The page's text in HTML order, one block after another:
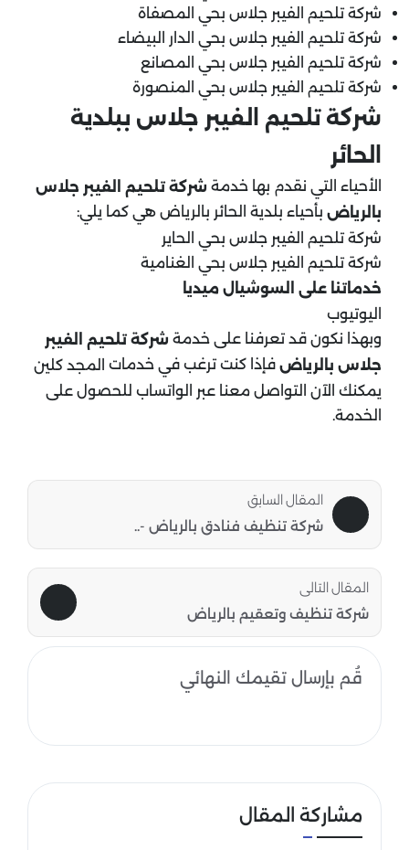
شركة تلحيم الفيبر جلاس بحي المصفاة
شركة تلحيم الفيبر جلاس بحي الدار البيضاء
شركة تلحيم الفيبر جلاس بحي المصانع
شركة تلحيم الفيبر جلاس بحي المنصورة
شركة تلحيم الفيبر جلاس ببلدية
الحائر
الأحياء التي نقدم بها خدمة شركة تلحيم الفيبر جلاس
بالرياض بأحياء بلدية الحائر بالرياض هي كما يلي:
شركة تلحيم الفيبر جلاس بحي الحاير
شركة تلحيم الفيبر جلاس بحي الغنامية
خدماتنا على السوشيال ميديا
اليوتيوب
وبهذا نكون قد تعرفنا على خدمة شركة تلحيم الفيبر
جلاس بالرياض فإذا كنت ترغب في خدمات المجد كلين
يمكنك الآن التواصل معنا عبر الواتساب للحصول على
الخدمة.
المقال السابق
شركة تنظيف فنادق بالرياض -..
المقال التالى
شركة تنظيف وتعقيم بالرياض
قُم بإرسال تقيمك النهائي
مشاركة المقال